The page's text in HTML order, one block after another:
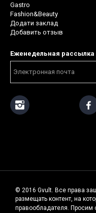
Gastro
Fashion&Beauty
Додати заклад
Добавить отзыв
Еженедельная рассылка
© 2016 Gvult. Все права
размещать контент, на
правообладателя. Просим